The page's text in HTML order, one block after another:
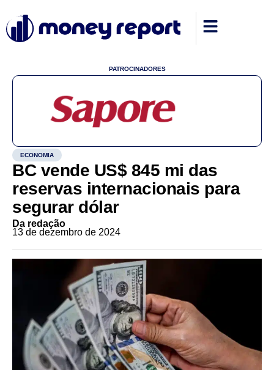
PATROCINADORES
ECONOMIA
BC vende US$ 845 mi das
reservas internacionais para
segurar dólar
Da redação
13 de dezembro de 2024